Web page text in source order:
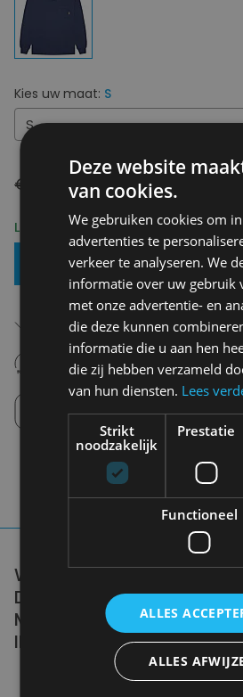
Kies uw maat: S
S
€ 99,95 € 49,98
Levering 2-3 Werkdagen
Toevoegen Aan
Gratis verzending in België
Vanaf €75,00
14 dagen om te retourneren
Nooit meer spijt van krijgen
Click en Collect
Afhalen in de winkel tussen 10u-18u.
WE DON'T NEED A HANDFUL
DOING ZERO WASTE
MILLIONS OF PEOPLE
IMPERFECTLY.
Anne Marie Bonneau
Deze website
van cookies.
We gebruiken cookies om
advertenties te
verkeer te analyseren. We
informatie over uw gebruik
met onze advertentie- en
die deze kunnen
informatie die u aan hen
die zij hebben verzameld
van hun diensten. Lees
Strikt
noodzakelijk
Prestatie
Functioneel
ALLES
ALLES